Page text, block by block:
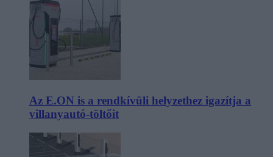
Az E.ON is a rendkívüli helyzethez igazítja a
villanyautó-töltőit